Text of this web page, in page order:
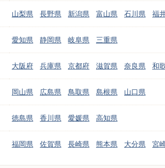
山梨県 長野県 新潟県 富山県 石川県 福
愛知県 静岡県 岐阜県 三重県
大阪府 兵庫県 京都府 滋賀県 奈良県 和
岡山県 広島県 鳥取県 島根県 山口県
徳島県 香川県 愛媛県 高知県
福岡県 佐賀県 長崎県 熊本県 大分県 宮